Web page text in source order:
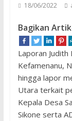
18/06/2022
Bagikan
Laporan
Kefamenanu,
hingga lapor
Utara terkait
Kepala Desa
Sikone serta